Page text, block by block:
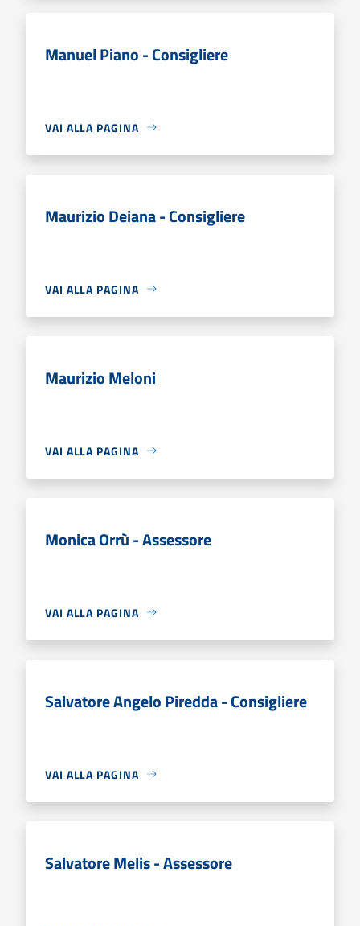
Manuel Piano - Consigliere
VAI ALLA PAGINA
Maurizio Deiana - Consigliere
VAI ALLA PAGINA
Maurizio Meloni
VAI ALLA PAGINA
Monica Orrù - Assessore
VAI ALLA PAGINA
Salvatore Angelo Piredda - Consigliere
VAI ALLA PAGINA
Salvatore Melis - Assessore